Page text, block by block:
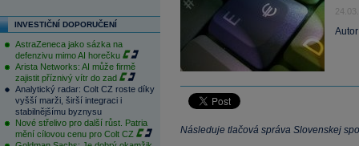
INVESTIČNÍ DOPORUČENÍ
AstraZeneca jako sázka na
defenzivu mimo AI horečku
Arista Networks: AI může firmě
zajistit příznivý vítr do zad
Analytický radar: Colt CZ roste díky
vyšší marži, širší integraci i
stabilnějšímu byznysu
Nové střelivo pro další růst. Patria
mění cílovou cenu pro Colt CZ
Následuje tlačová správa Slovenskej